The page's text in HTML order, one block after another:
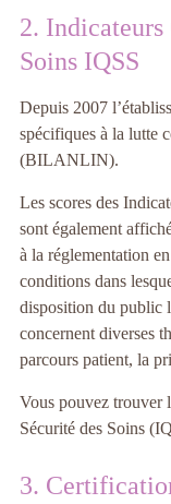
2.
Soins IQSS
Depuis 2007
spécifiques à la lutte
(BILANLIN).
Les scores des
sont également
à la réglementation
conditions dans
disposition du public
concernent diverses
parcours patient, la
Vous pouvez trouver
Sécurité des Soins
3.